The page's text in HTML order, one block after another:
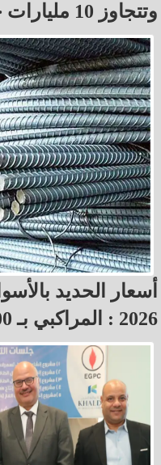
وتتجاوز 10 مليارات جنيه بالنصف الأول
2026 : المراكبي بـ 39400 جنيه